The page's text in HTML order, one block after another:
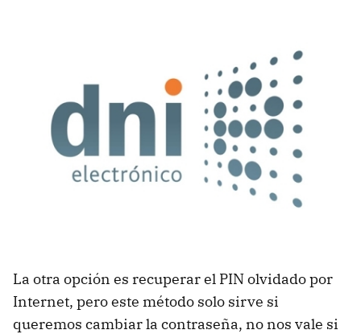
La otra opción es recuperar el PINolvidado por
Internet, pero este método solo sirve si
queremos cambiar la contraseña, no nos vale si